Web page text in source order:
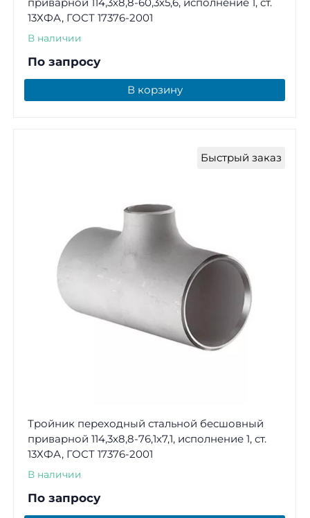
13ХФА, ГОСТ 17376-2001
В наличии
По запросу
В корзину
Быстрый заказ
Тройник переходный стальной бесшовный
приварной 114,3х8,8-76,1х7,1, исполнение 1, ст.
13ХФА, ГОСТ 17376-2001
В наличии
По запросу